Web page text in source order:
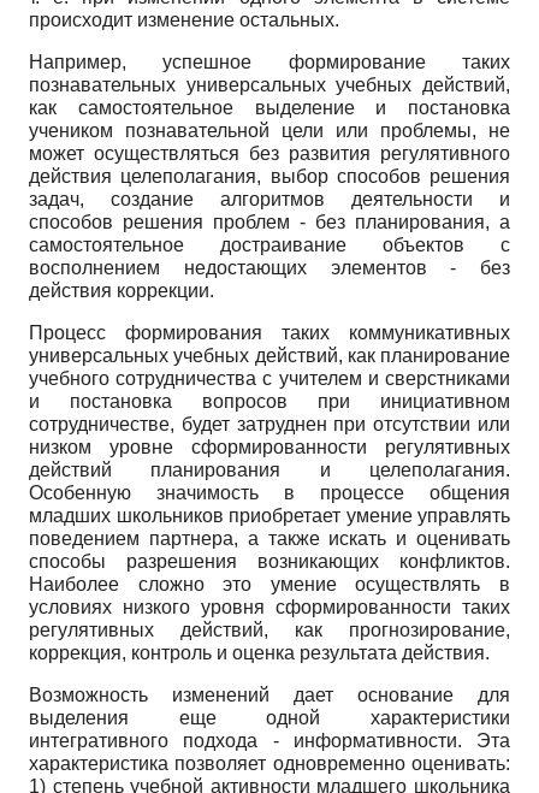
происходит изменение остальных.
Например, успешное формирование таких
познавательных универсальных учебных действий,
как самостоятельное выделение и постановка
учеником познавательной цели или проблемы, не
может осуществляться без развития регулятивного
действия целеполагания, выбор способов решения
задач, создание алгоритмов деятельности и
способов решения проблем - без планирования, а
самостоятельное достраивание объектов с
восполнением недостающих элементов - без
действия коррекции.
Процесс формирования таких коммуникативных
универсальных учебных действий, как планирование
учебного сотрудничества с учителем и сверстниками
и постановка вопросов при инициативном
сотрудничестве, будет затруднен при отсутствии или
низком уровне сформированности регулятивных
действий планирования и целеполагания.
Особенную значимость в процессе общения
младших школьников приобретает умение управлять
поведением партнера, а также искать и оценивать
способы разрешения возникающих конфликтов.
Наиболее сложно это умение осуществлять в
условиях низкого уровня сформированности таких
регулятивных действий, как прогнозирование,
коррекция, контроль и оценка результата действия.
Возможность изменений дает основание для
выделения еще одной характеристики
интегративного подхода - информативности. Эта
характеристика позволяет одновременно оценивать:
1) степень учебной активности младшего школьника